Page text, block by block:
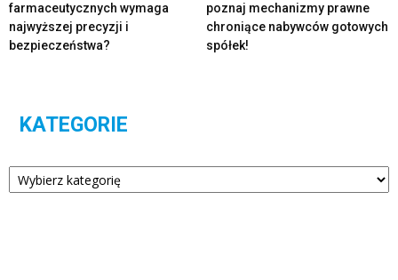
farmaceutycznych wymaga
najwyższej precyzji i
bezpieczeństwa?
poznaj mechanizmy prawne
chroniące nabywców gotowych
spółek!
KATEGORIE
Kategorie